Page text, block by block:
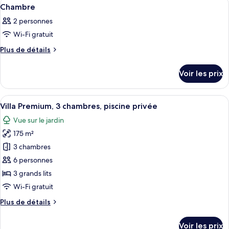
Chambre
de
Chambre
toutes
les
photos
pour
de
chambre :
Chambre
12
Chambre
2 personnes
Wi-Fi gratuit
Plus de détails
Plus
le
type
de
Chambre
Voir les prix
Afficher
toutes
les
photos
pour
ce
type
de
chambre :
Villa
Une maison moderne à deux
28
Villa Premium, 3 chambres, piscine privée
Vue sur le jardin
175 m²
3 chambres
6 personnes
3 grands lits
Wi-Fi gratuit
Plus de détails
Plus
Voir les prix